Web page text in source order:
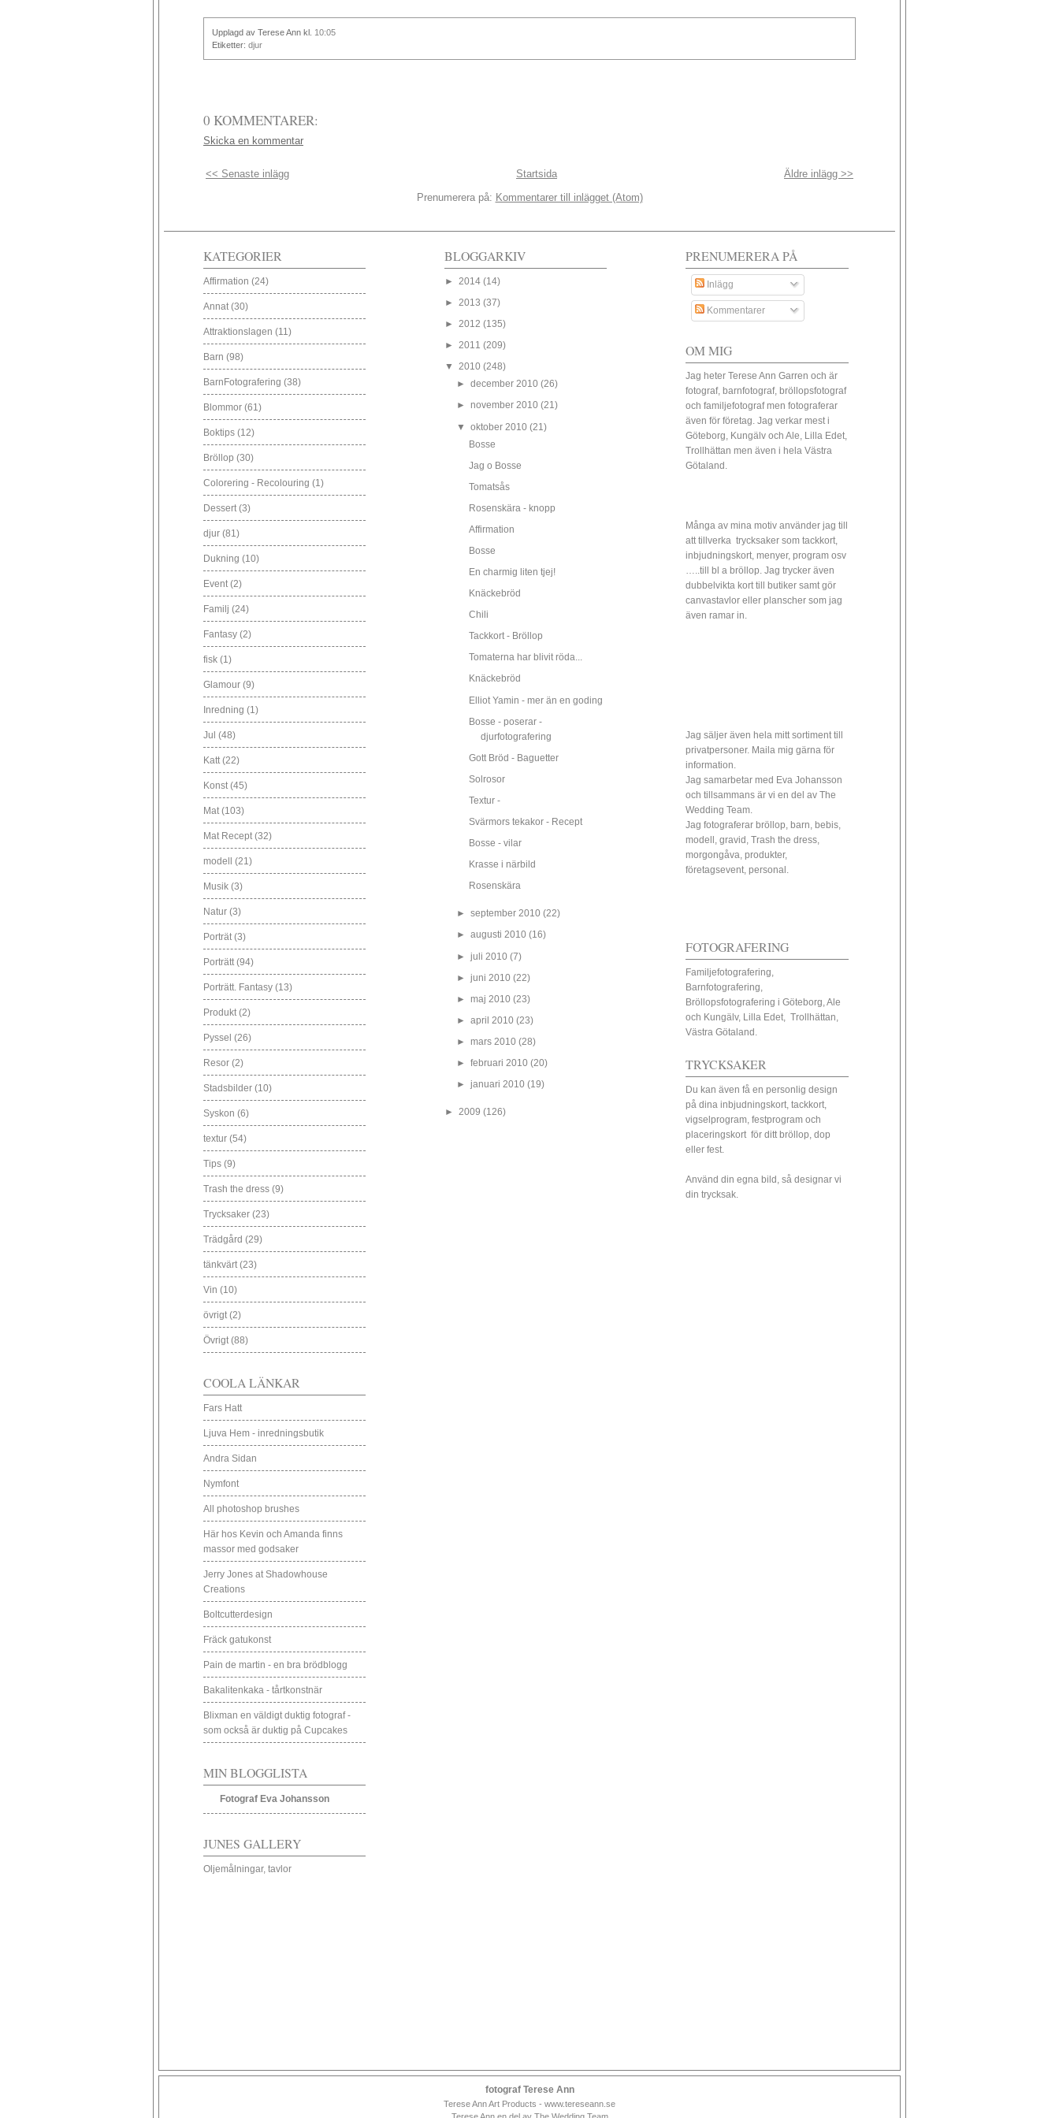
Upplagd av Terese Ann kl. 10:05
Etiketter: djur
0 KOMMENTARER:
Skicka en kommentar
<< Senaste inlägg Äldre inlägg >>
Startsida
Prenumerera på: Kommentarer till inlägget (Atom)
KATEGORIER
Affirmation (24)
Annat (30)
Attraktionslagen (11)
Barn (98)
BarnFotografering (38)
Blommor (61)
Boktips (12)
Bröllop (30)
Colorering - Recolouring (1)
Dessert (3)
djur (81)
Dukning (10)
Event (2)
Familj (24)
Fantasy (2)
fisk (1)
Glamour (9)
Inredning (1)
Jul (48)
Katt (22)
Konst (45)
Mat (103)
Mat Recept (32)
modell (21)
Musik (3)
Natur (3)
Porträt (3)
Porträtt (94)
Porträtt. Fantasy (13)
Produkt (2)
Pyssel (26)
Resor (2)
Stadsbilder (10)
Syskon (6)
textur (54)
Tips (9)
Trash the dress (9)
Trycksaker (23)
Trädgård (29)
tänkvärt (23)
Vin (10)
övrigt (2)
Övrigt (88)
COOLA LÄNKAR
Fars Hatt
Ljuva Hem - inredningsbutik
Andra Sidan
Nymfont
All photoshop brushes
Här hos Kevin och Amanda finns
massor med godsaker
Jerry Jones at Shadowhouse
Creations
Boltcutterdesign
Fräck gatukonst
Pain de martin - en bra brödblogg
Bakalitenkaka - tårtkonstnär
Blixman en väldigt duktig fotograf -
som också är duktig på Cupcakes
MIN BLOGGLISTA
Fotograf Eva Johansson
JUNES GALLERY
Oljemålningar, tavlor
BLOGGARKIV
►2014(14)
►2013(37)
►2012(135)
►2011(209)
▼2010(248)
►december 2010(26)
►november 2010(21)
▼oktober 2010(21)
Bosse
Jag o Bosse
Tomatsås
Rosenskära - knopp
Affirmation
Bosse
En charmig liten tjej!
Knäckebröd
Chili
Tackkort - Bröllop
Tomaterna har blivit röda...
Knäckebröd
Elliot Yamin - mer än en goding
Bosse - poserar -
djurfotografering
Gott Bröd - Baguetter
Solrosor
Textur -
Svärmors tekakor - Recept
Bosse - vilar
Krasse i närbild
Rosenskära
►september 2010(22)
►augusti 2010(16)
►juli 2010(7)
►juni 2010(22)
►maj 2010(23)
►april 2010(23)
►mars 2010(28)
►februari 2010(20)
►januari 2010(19)
►2009(126)
PRENUMERERA PÅ
Inlägg
Kommentarer
OM MIG
Jag heter Terese Ann Garren och är
fotograf, barnfotograf, bröllopsfotograf
och familjefotograf men fotograferar
även för företag. Jag verkar mest i
Göteborg, Kungälv och Ale, Lilla Edet,
Trollhättan men även i hela Västra
Götaland.
Många av mina motiv använder jag till
att tillverka trycksaker som tackkort,
inbjudningskort, menyer, program osv
…..till bl a bröllop. Jag trycker även
dubbelvikta kort till butiker samt gör
canvastavlor eller planscher som jag
även ramar in.
Jag säljer även hela mitt sortiment till
privatpersoner. Maila mig gärna för
information.
Jag samarbetar med Eva Johansson
och tillsammans är vi en del av The
Wedding Team.
Jag fotograferar bröllop, barn, bebis,
modell, gravid, Trash the dress,
morgongåva, produkter,
företagsevent, personal.
FOTOGRAFERING
Familjefotografering,
Barnfotografering,
Bröllopsfotografering i Göteborg, Ale
och Kungälv, Lilla Edet, Trollhättan,
Västra Götaland.
TRYCKSAKER
Du kan även få en personlig design
på dina inbjudningskort, tackkort,
vigselprogram, festprogram och
placeringskort för ditt bröllop, dop
eller fest.
Använd din egna bild, så designar vi
din trycksak.
fotograf Terese Ann
Terese Ann Art Products - www.tereseann.se